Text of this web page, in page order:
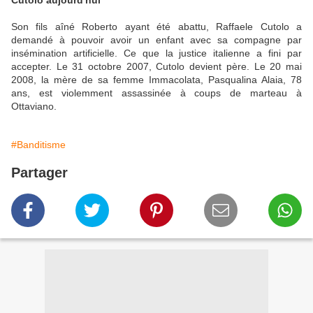
Son fils aîné Roberto ayant été abattu, Raffaele Cutolo a
demandé à pouvoir avoir un enfant avec sa compagne par
insémination artificielle. Ce que la justice italienne a fini par
accepter. Le 31 octobre 2007, Cutolo devient père. Le 20 mai
2008, la mère de sa femme Immacolata, Pasqualina Alaia, 78
ans, est violemment assassinée à coups de marteau à
Ottaviano.
#Banditisme
Partager